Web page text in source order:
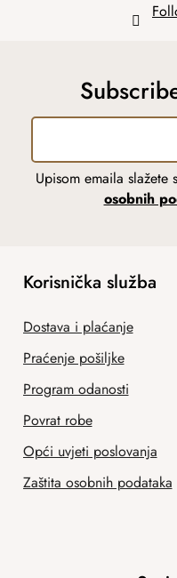
Upisom emaila slažete
osobnih
Korisnička služba
Dostava i plaćanje
Praćenje pošiljke
Program odanosti
Povrat robe
Opći uvjeti poslovanja
Zaštita osobnih podataka